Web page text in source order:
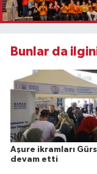
Bunlar da
Aşure ikramları
devam etti